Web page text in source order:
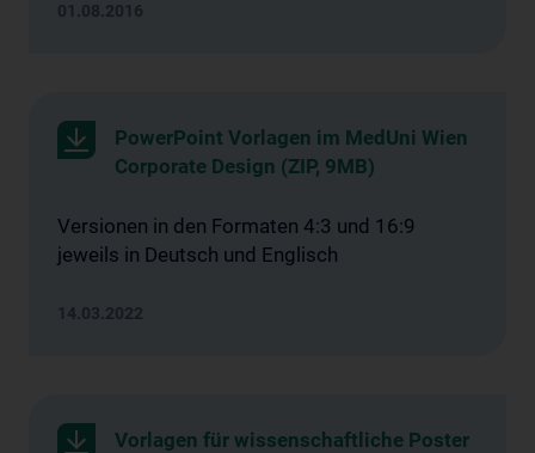
01.08.2016
PowerPoint Vorlagen im MedUni Wien
Corporate Design (ZIP, 9MB)
Versionen in den Formaten 4:3 und 16:9
jeweils in Deutsch und Englisch
14.03.2022
Vorlagen für wissenschaftliche Poster